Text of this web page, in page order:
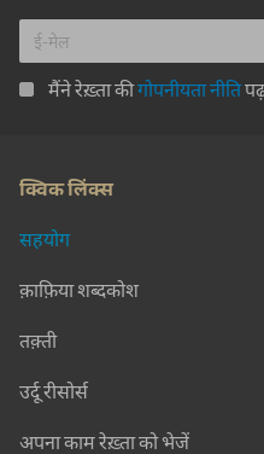
मैंने रेख़्ता कीगोपनीयता नीति
क्विक लिंक्स
सहयोग
क़ाफ़िया शब्दकोश
तक़्ती
उर्दू रीसोर्स
अपना काम रेख़्ता को भेजें